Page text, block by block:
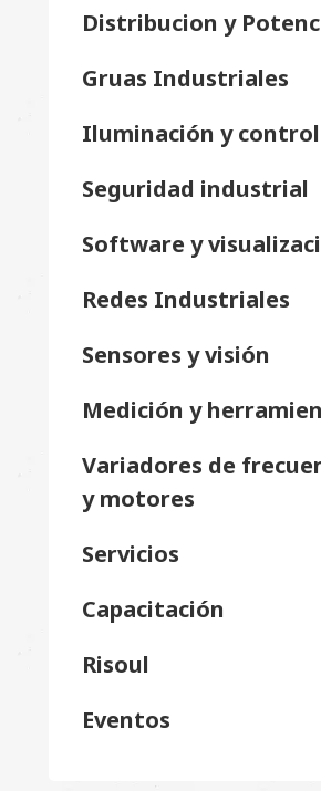
Distribucion y
Gruas Industriales
Iluminación y
Seguridad industrial
Software y
Redes Industriales
Sensores y visión
Medición y
Variadores de
y motores
Servicios
Capacitación
Risoul
Eventos